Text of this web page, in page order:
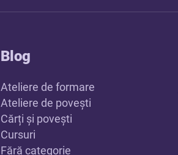
Blog
Ateliere de formare
Ateliere de povești
Cărți și povești
Cursuri
Fără categorie